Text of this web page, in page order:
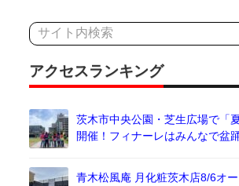
アクセスランキング
茨木市中央公園・芝生広場で「
開催！フィナーレはみんなで盆
青木松風庵 月化粧茨木店8/6オ